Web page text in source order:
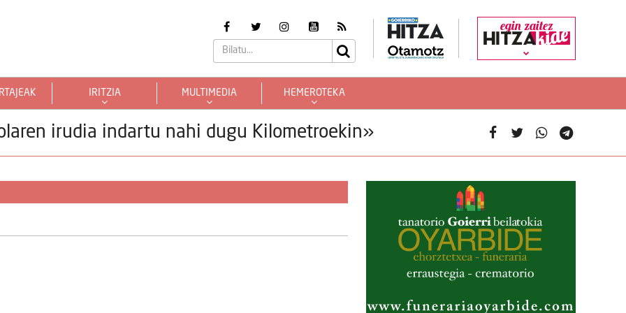
egin zaitez
IRITZIA MULTIMEDIA HEMEROTEKA
irudia indartu nahi dugu Kilometroekin»